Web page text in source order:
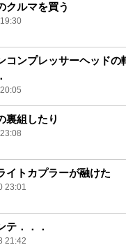
クルマを買う
コンプレッサーヘッドの
裏組したり
イトカプラーが融けた
23:01
テ．．．
21:42